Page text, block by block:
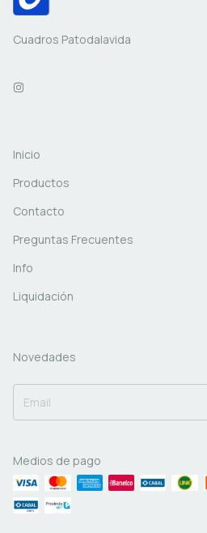
Cuadros Patodalavida
Inicio
Productos
Contacto
Preguntas Frecuentes
Info
Liquidación
Novedades
Medios de pago